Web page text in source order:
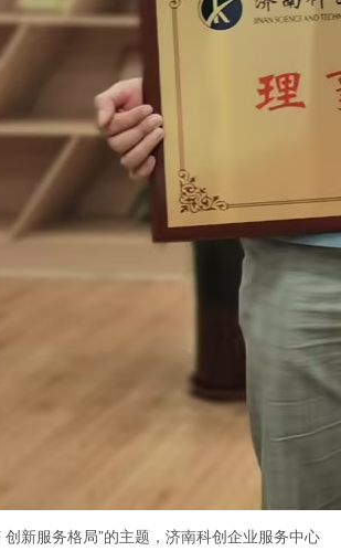
创新服务格局”的主题，济南科创企业服务中心